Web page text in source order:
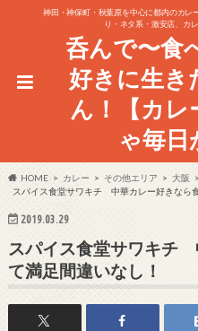
神田・神保町・秋葉原を中心に都内のカ
り・ネタ系・激安店、カ
呑んで〜
好きに生き
ん！【カレ
ゃ毎日
HOME カレー その他エリア
大阪
スパイス食堂サワキチ 中華カレー好きなら
2019.03.29
スパイス食堂サワキチ
て満足間違いなし！